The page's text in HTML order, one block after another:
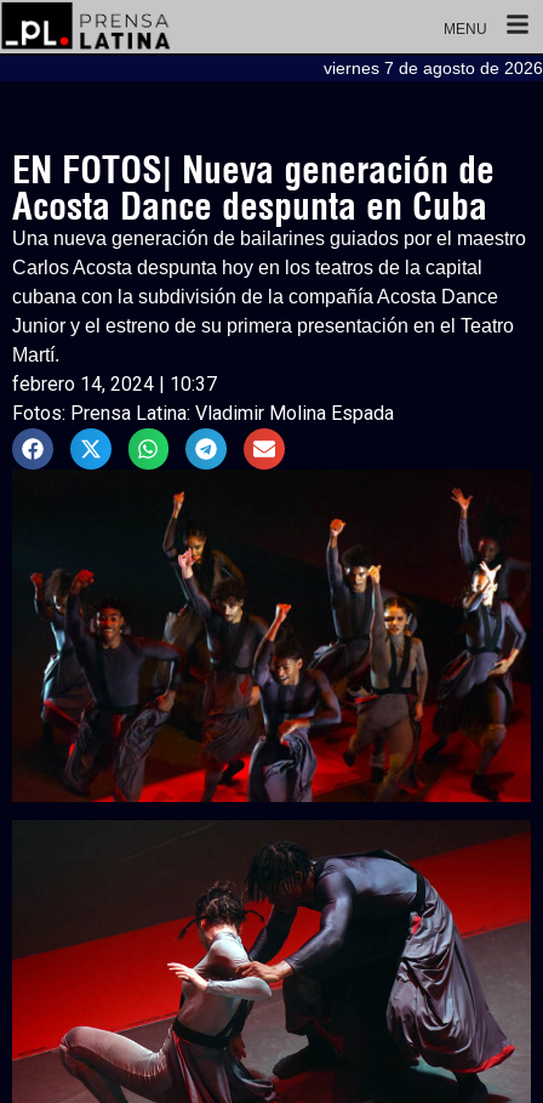
MENU
viernes 7 de agosto de 2026
EN FOTOS| Nueva generación de
Acosta Dance despunta en Cuba
Una nueva generación de bailarines guiados por el maestro
Carlos Acosta despunta hoy en los teatros de la capital
cubana con la subdivisión de la compañía Acosta Dance
Junior y el estreno de su primera presentación en el Teatro
Martí.
febrero 14, 2024 | 10:37
Fotos: Prensa Latina: Vladimir Molina Espada